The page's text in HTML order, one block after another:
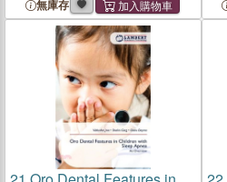
無庫存